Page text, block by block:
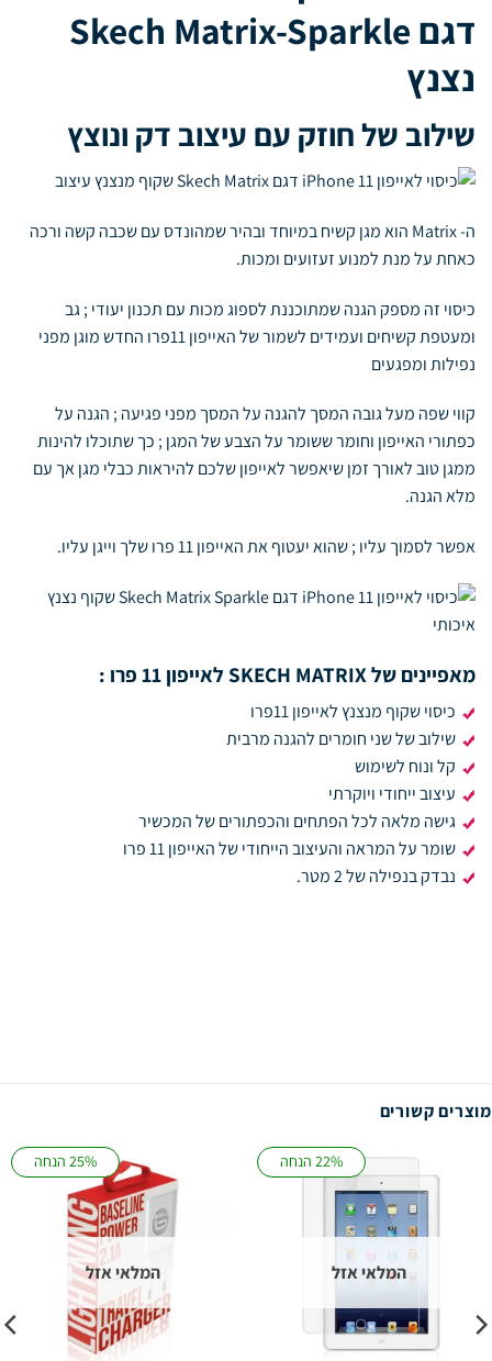
דגם Skech Matrix-Sparkle
נצנץ
שילוב של חוזק עם עיצוב דק ונוצץ
ה- Matrix הוא מגן קשיח במיוחד ובהיר שמהונדס עם שכבה קשה ורכה
כאחת על מנת למנוע זעזועים ומכות.
כיסוי זה מספק הגנה שמתוכננת לספוג מכות עם תכנון יעודי ; גב
ומעטפת קשיחים ועמידים לשמור של האייפון 11פרו החדש מוגן מפני
נפילות ומפגעים
קווי שפה מעל גובה המסך להגנה על המסך מפני פגיעה ; הגנה על
כפתורי האייפון וחומר ששומר על הצבע של המגן ; כךשתוכלו להינות
ממגן טוב לאורך זמן שיאפשר לאייפון שלכם להיראות כבלי מגן אך עם
מלא הגנה.
אפשר לסמוך עליו ; שהוא יעטוף את האייפון 11 פרו שלך וייגן עליו.
מאפיינים של SKECH MATRIX לאייפון 11 פרו :
כיסוי שקוף מנצנץ לאייפון 11פרו
שילוב של שני חומרים להגנה מרבית
קל ונוח לשימוש
עיצוב ייחודי ויוקרתי
גישה מלאה לכל הפתחים והכפתורים של המכשיר
שומר על המראה והעיצוב הייחודי של האייפון 11 פרו
נבדק בנפילה של 2 מטר.
מוצרים קשורים
22% הנחה
המלאי אזל
25% הנחה
המלאי אזל